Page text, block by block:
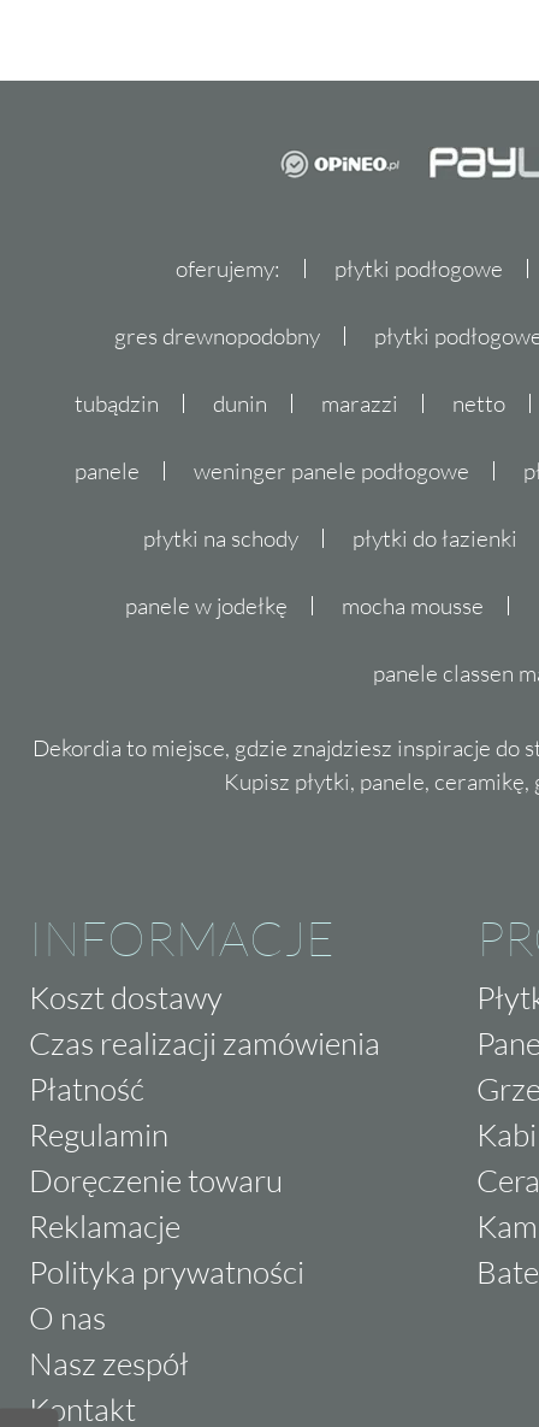
oferujemy: płytki podłogowe
gres drewnopodobny płytki
tubądzin dunin marazzi netto
panele weninger panele podłogowe
płytki na schody płytki do łazienki
panele w jodełkę mocha mousse
panele classen
Dekordia to miejsce, gdzie znajdziesz inspiracje do
Kupisz płytki, panele,
INFORMACJE
Koszt dostawy
Czas realizacji zamówienia
Płatność
Regulamin
Doręczenie towaru
Reklamacje
Polityka prywatności
O nas
Nasz zespół
Kontakt